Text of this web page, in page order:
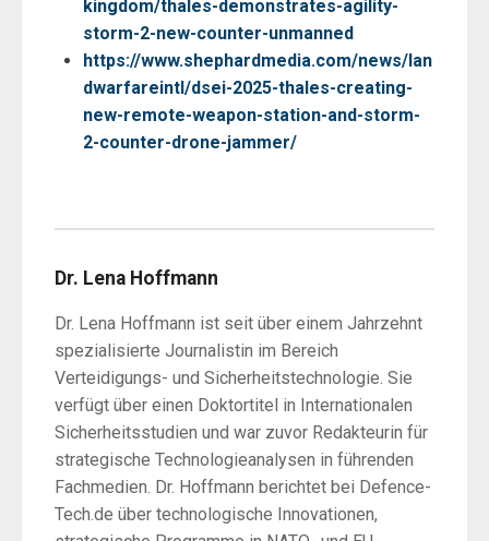
kingdom/thales-demonstrates-agility-
storm-2-new-counter-unmanned
https://www.shephardmedia.com/news/lan
dwarfareintl/dsei-2025-thales-creating-
new-remote-weapon-station-and-storm-
2-counter-drone-jammer/
Dr. Lena Hoffmann
Dr. Lena Hoffmann ist seit über einem Jahrzehnt
spezialisierte Journalistin im Bereich
Verteidigungs- und Sicherheitstechnologie. Sie
verfügt über einen Doktortitel in Internationalen
Sicherheitsstudien und war zuvor Redakteurin für
strategische Technologieanalysen in führenden
Fachmedien. Dr. Hoffmann berichtet bei Defence-
Tech.de über technologische Innovationen,